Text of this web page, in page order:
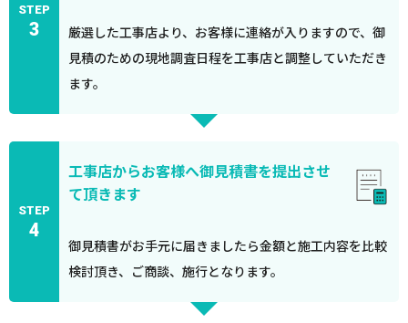
STEP
3
厳選した工事店より、お客様に連絡が入りますので、御
見積のための現地調査日程を工事店と調整していただき
ます。
STEP
4
工事店からお客様へ御見積書を提出させ
て頂きます
御見積書がお手元に届きましたら金額と施工内容を比較
検討頂き、ご商談、施行となります。